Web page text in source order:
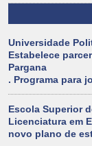
Universidade
Estabelece
Pargana
. Programa para
Escola Superior
Licenciatura em
novo plano de